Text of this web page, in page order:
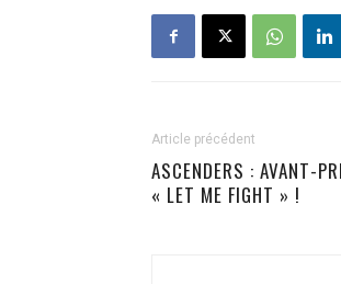
Article précédent
ASCENDERS : AVANT-
« LET ME FIGHT » !